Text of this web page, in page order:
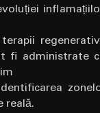
fi administrate
reală.